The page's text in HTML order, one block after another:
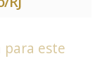
para este